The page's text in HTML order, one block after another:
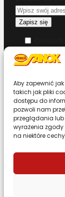
Aby zapewnić
takich jak pliki
dostępu do
pozwoli nam
przeglądania lub
wyrażenia zgody
na niektóre
warunki
Przewiń